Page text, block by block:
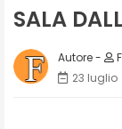
SALA
23 luglio